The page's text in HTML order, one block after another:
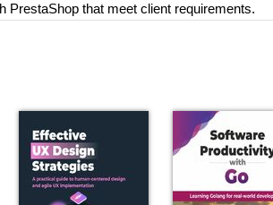
PrestaShop that meet client requirements.